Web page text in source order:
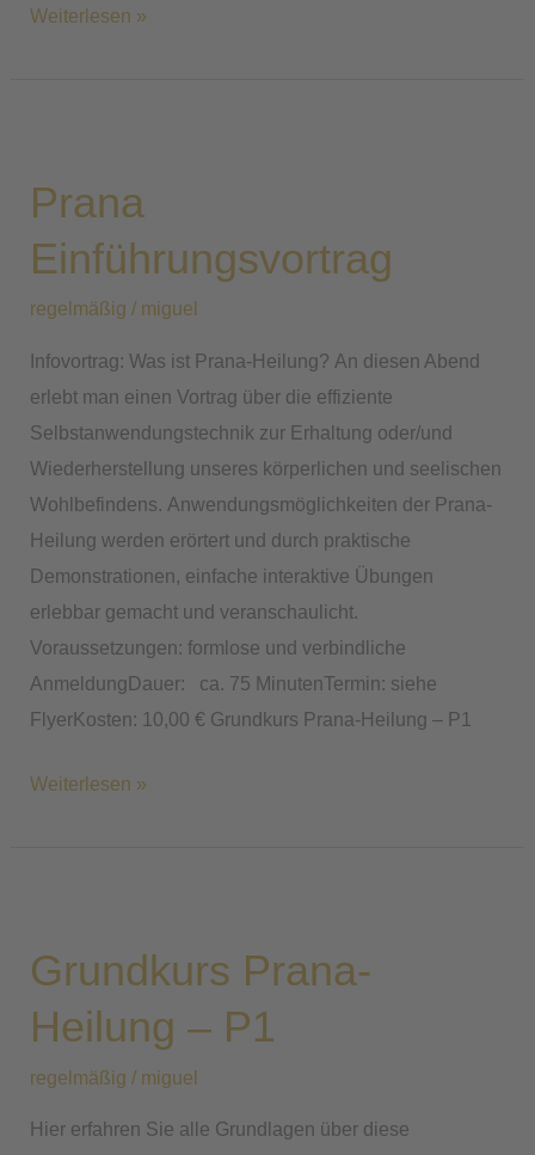
Weiterlesen »
Prana
Einführungsvortrag
regelmäßig / miguel
Infovortrag: Was ist Prana-Heilung? An diesen Abend
erlebt man einen Vortrag über die effiziente
Selbstanwendungstechnik zur Erhaltung oder/und
Wiederherstellung unseres körperlichen und seelischen
Wohlbefindens. Anwendungsmöglichkeiten der Prana-
Heilung werden erörtert und durch praktische
Demonstrationen, einfache interaktive Übungen
erlebbar gemacht und veranschaulicht.
Voraussetzungen: formlose und verbindliche
AnmeldungDauer: ca. 75 MinutenTermin: siehe
FlyerKosten: 10,00 € Grundkurs Prana-Heilung – P1
Weiterlesen »
Grundkurs Prana-
Heilung – P1
regelmäßig / miguel
Hier erfahren Sie alle Grundlagen über diese
Heilung
P1